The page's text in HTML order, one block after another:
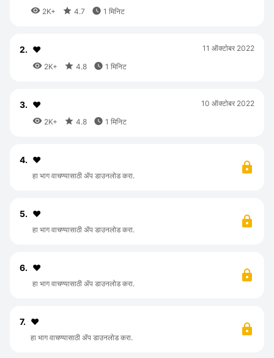
 2K+  4.7  1 मिनिट
2. ♥️
 2K+  4.8  1 मिनिट
11 ऑक्टोबर 2022
3. ♥️
 2K+  4.8  1 मिनिट
10 ऑक्टोबर 2022
4. ♥️
हा भाग वाचण्यासाठी ॲप डाउनलोड करा.
5. ♥️
हा भाग वाचण्यासाठी ॲप डाउनलोड करा.
6. ♥️
हा भाग वाचण्यासाठी ॲप डाउनलोड करा.
7. ♥️
हा भाग वाचण्यासाठी ॲप डाउनलोड करा.